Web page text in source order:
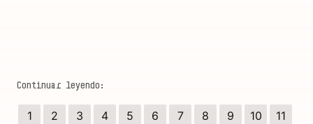
1 2 3 4 5 6 7 8 9 10
11